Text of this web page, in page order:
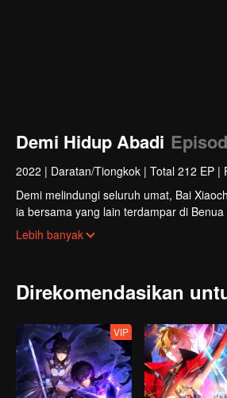
Demi Hidup Abadi
2022 | Daratan/Tiongkok | Total 212 EP |
Demi melindungi seluruh umat, Bai
ia bersama yang lain terdampar di
serta musuh-musuh yang jauh lebih kuat.
Lebih banyak
Direkomendasikan
VIP